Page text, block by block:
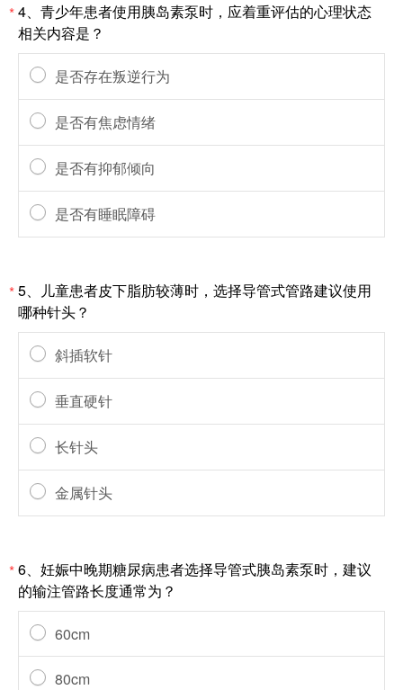
*4、青少年患者使用胰岛素泵时，应着重评估的心理状态
相关内容是？
是否存在叛逆行为
是否有焦虑情绪
是否有抑郁倾向
是否有睡眠障碍
*5、儿童患者皮下脂肪较薄时，选择导管式管路建议使用
哪种针头？
斜插软针
垂直硬针
长针头
金属针头
*6、妊娠中晚期糖尿病患者选择导管式胰岛素泵时，建议
的输注管路长度通常为？
60cm
80cm